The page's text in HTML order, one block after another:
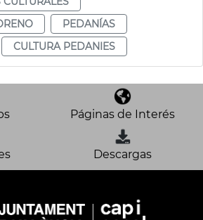
PEDANÍAS
CULTURA PEDANIES
Páginas de Interés
Descargas